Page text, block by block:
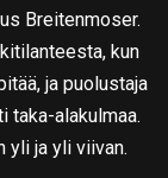
Breitenmoser.
kun
ja puolustaja
taka-alakulmaa.
yli ja yli viivan.